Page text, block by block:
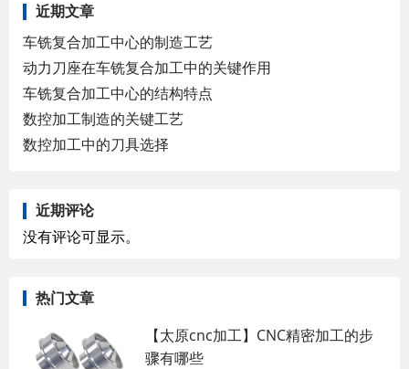
近期文章
车铣复合加工中心的制造工艺
动力刀座在车铣复合加工中的关键作用
车铣复合加工中心的结构特点
数控加工制造的关键工艺
数控加工中的刀具选择
近期评论
没有评论可显示。
热门文章
【太原cnc加工】CNC精密加工的步
骤有哪些